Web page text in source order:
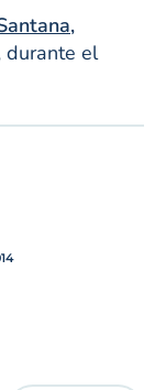
durante el